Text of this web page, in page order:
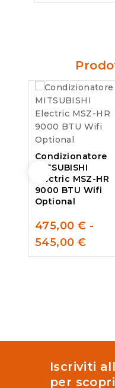
of
Condizionatore
MITSUBISHI
Electric MSZ-HR
9000 BTU Wifi
Optional
out
of
475,00 € -
545,00 €
Iscriviti
per